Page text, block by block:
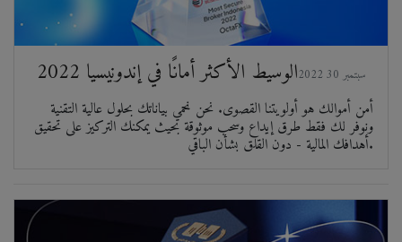
الوسيط الأكثر أمانًا في إندونيسيا 2022
أمن أموالك هو أولويتنا القصوى. نحن نحمي بياناتك بحلول عالية التقنية
ونوفر لك فقط طرق إيداع وسحب موثوقة بحيث يمكنك التركيز على تحقيق
أهدافك المالية - دون القلق بشأن الباقي.